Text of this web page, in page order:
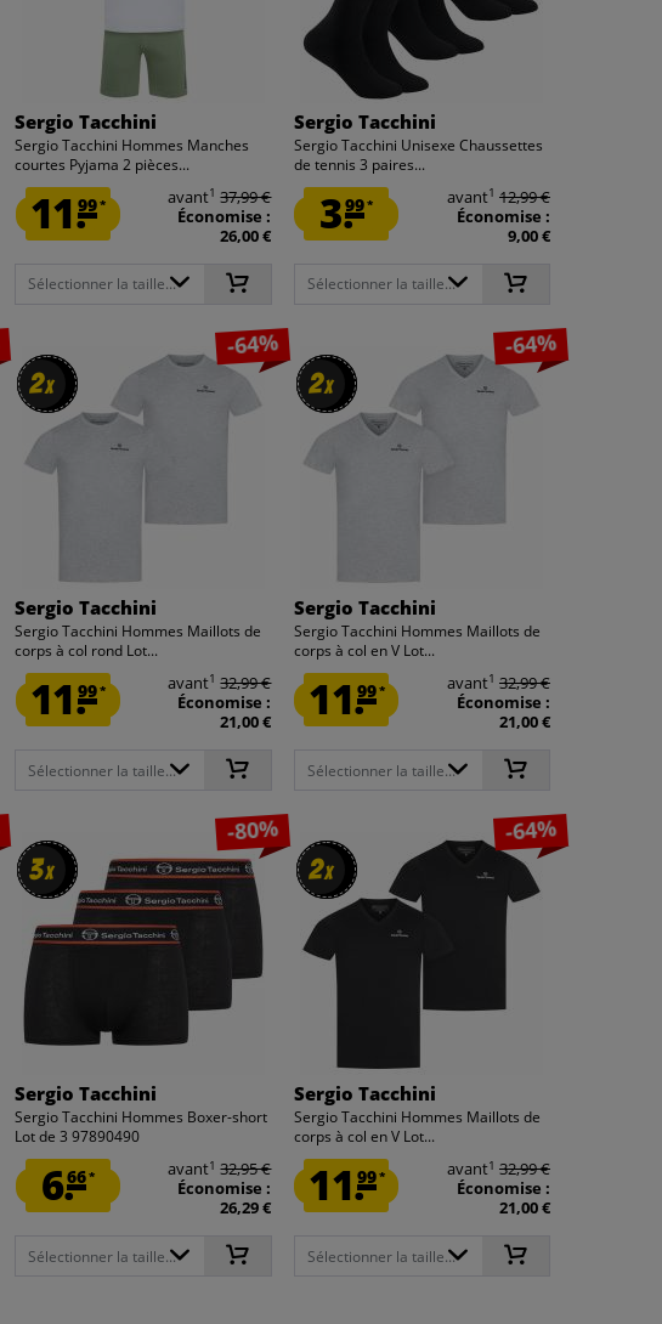
Sergio Tacchini
Sergio Tacchini Hommes Manches
courtes Pyjama 2 pièces...
11.99* avant1 37,99 €
Économise :
26,00 €
Sélectionner la taille...
Sergio Tacchini
Sergio Tacchini Unisexe Chaussettes
de tennis 3 paires...
3.99* avant1 12,99 €
Économise :
9,00 €
Sélectionner la taille...
2x
2x
-64%
Sergio Tacchini
Sergio Tacchini Hommes Maillots de
corps à col rond Lot...
11.99* avant1 32,99 €
Économise :
21,00 €
Sélectionner la taille...
2x
2x
-64%
Sergio Tacchini
Sergio Tacchini Hommes Maillots de
corps à col en V Lot...
11.99* avant1 32,99 €
Économise :
21,00 €
Sélectionner la taille...
3x
3x
-80%
Sergio Tacchini
Sergio Tacchini Hommes Boxer-short
Lot de 3 97890490
6.66* avant1 32,95 €
Économise :
26,29 €
Sélectionner la taille...
2x
2x
-64%
Sergio Tacchini
Sergio Tacchini Hommes Maillots de
corps à col en V Lot...
11.99* avant1 32,99 €
Économise :
21,00 €
Sélectionner la taille...